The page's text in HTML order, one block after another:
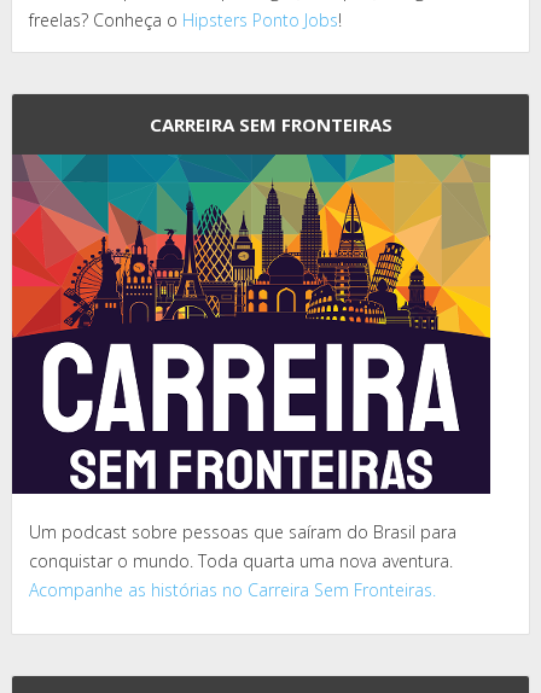
freelas? Conheça o Hipsters Ponto Jobs!
CARREIRA SEM FRONTEIRAS
Um podcast sobre pessoas que saíram do Brasil para
conquistar o mundo. Toda quarta uma nova aventura.
Acompanhe as histórias no Carreira Sem Fronteiras.